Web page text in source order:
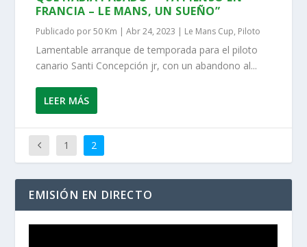
FRANCIA – LE MANS, UN SUEÑO”
Publicado por50 Km |Abr 24, 2023 | Le Mans Cup, Piloto
Lamentable arranque de temporada para el piloto
canario Santi Concepción jr, con un abandono al...
LEER MÁS
1 2
EMISIÓN EN DIRECTO